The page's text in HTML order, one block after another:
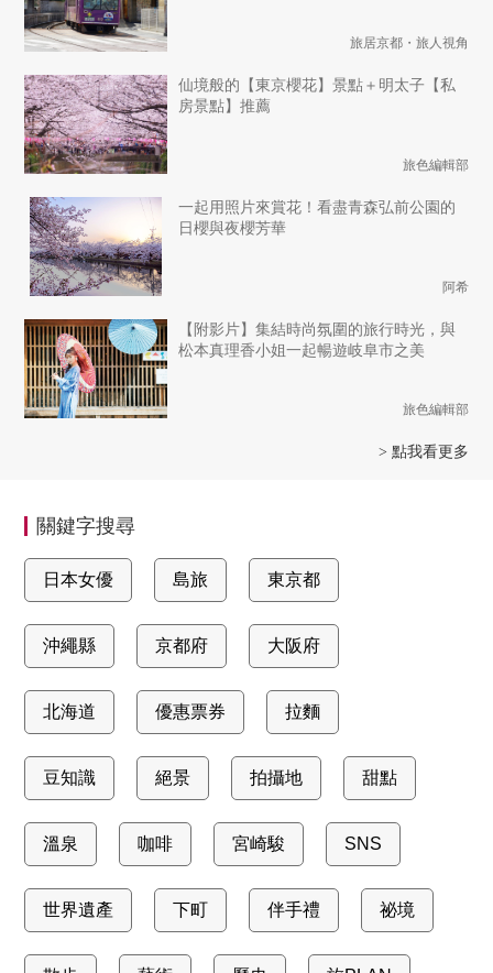
旅居京都・旅人視角
仙境般的【東京櫻花】景點＋明太子【私
房景點】推薦
旅色編輯部
一起用照片來賞花！看盡青森弘前公園的
日櫻與夜櫻芳華
阿希
【附影片】集結時尚氛圍的旅行時光，與
松本真理香小姐一起暢遊岐阜市之美
旅色編輯部
> 點我看更多
關鍵字搜尋
日本女優 島旅 東京都
沖繩縣 京都府 大阪府
北海道 優惠票券 拉麵
豆知識 絕景 拍攝地 甜點
溫泉 咖啡 宮崎駿 SNS
世界遺產 下町 伴手禮 祕境